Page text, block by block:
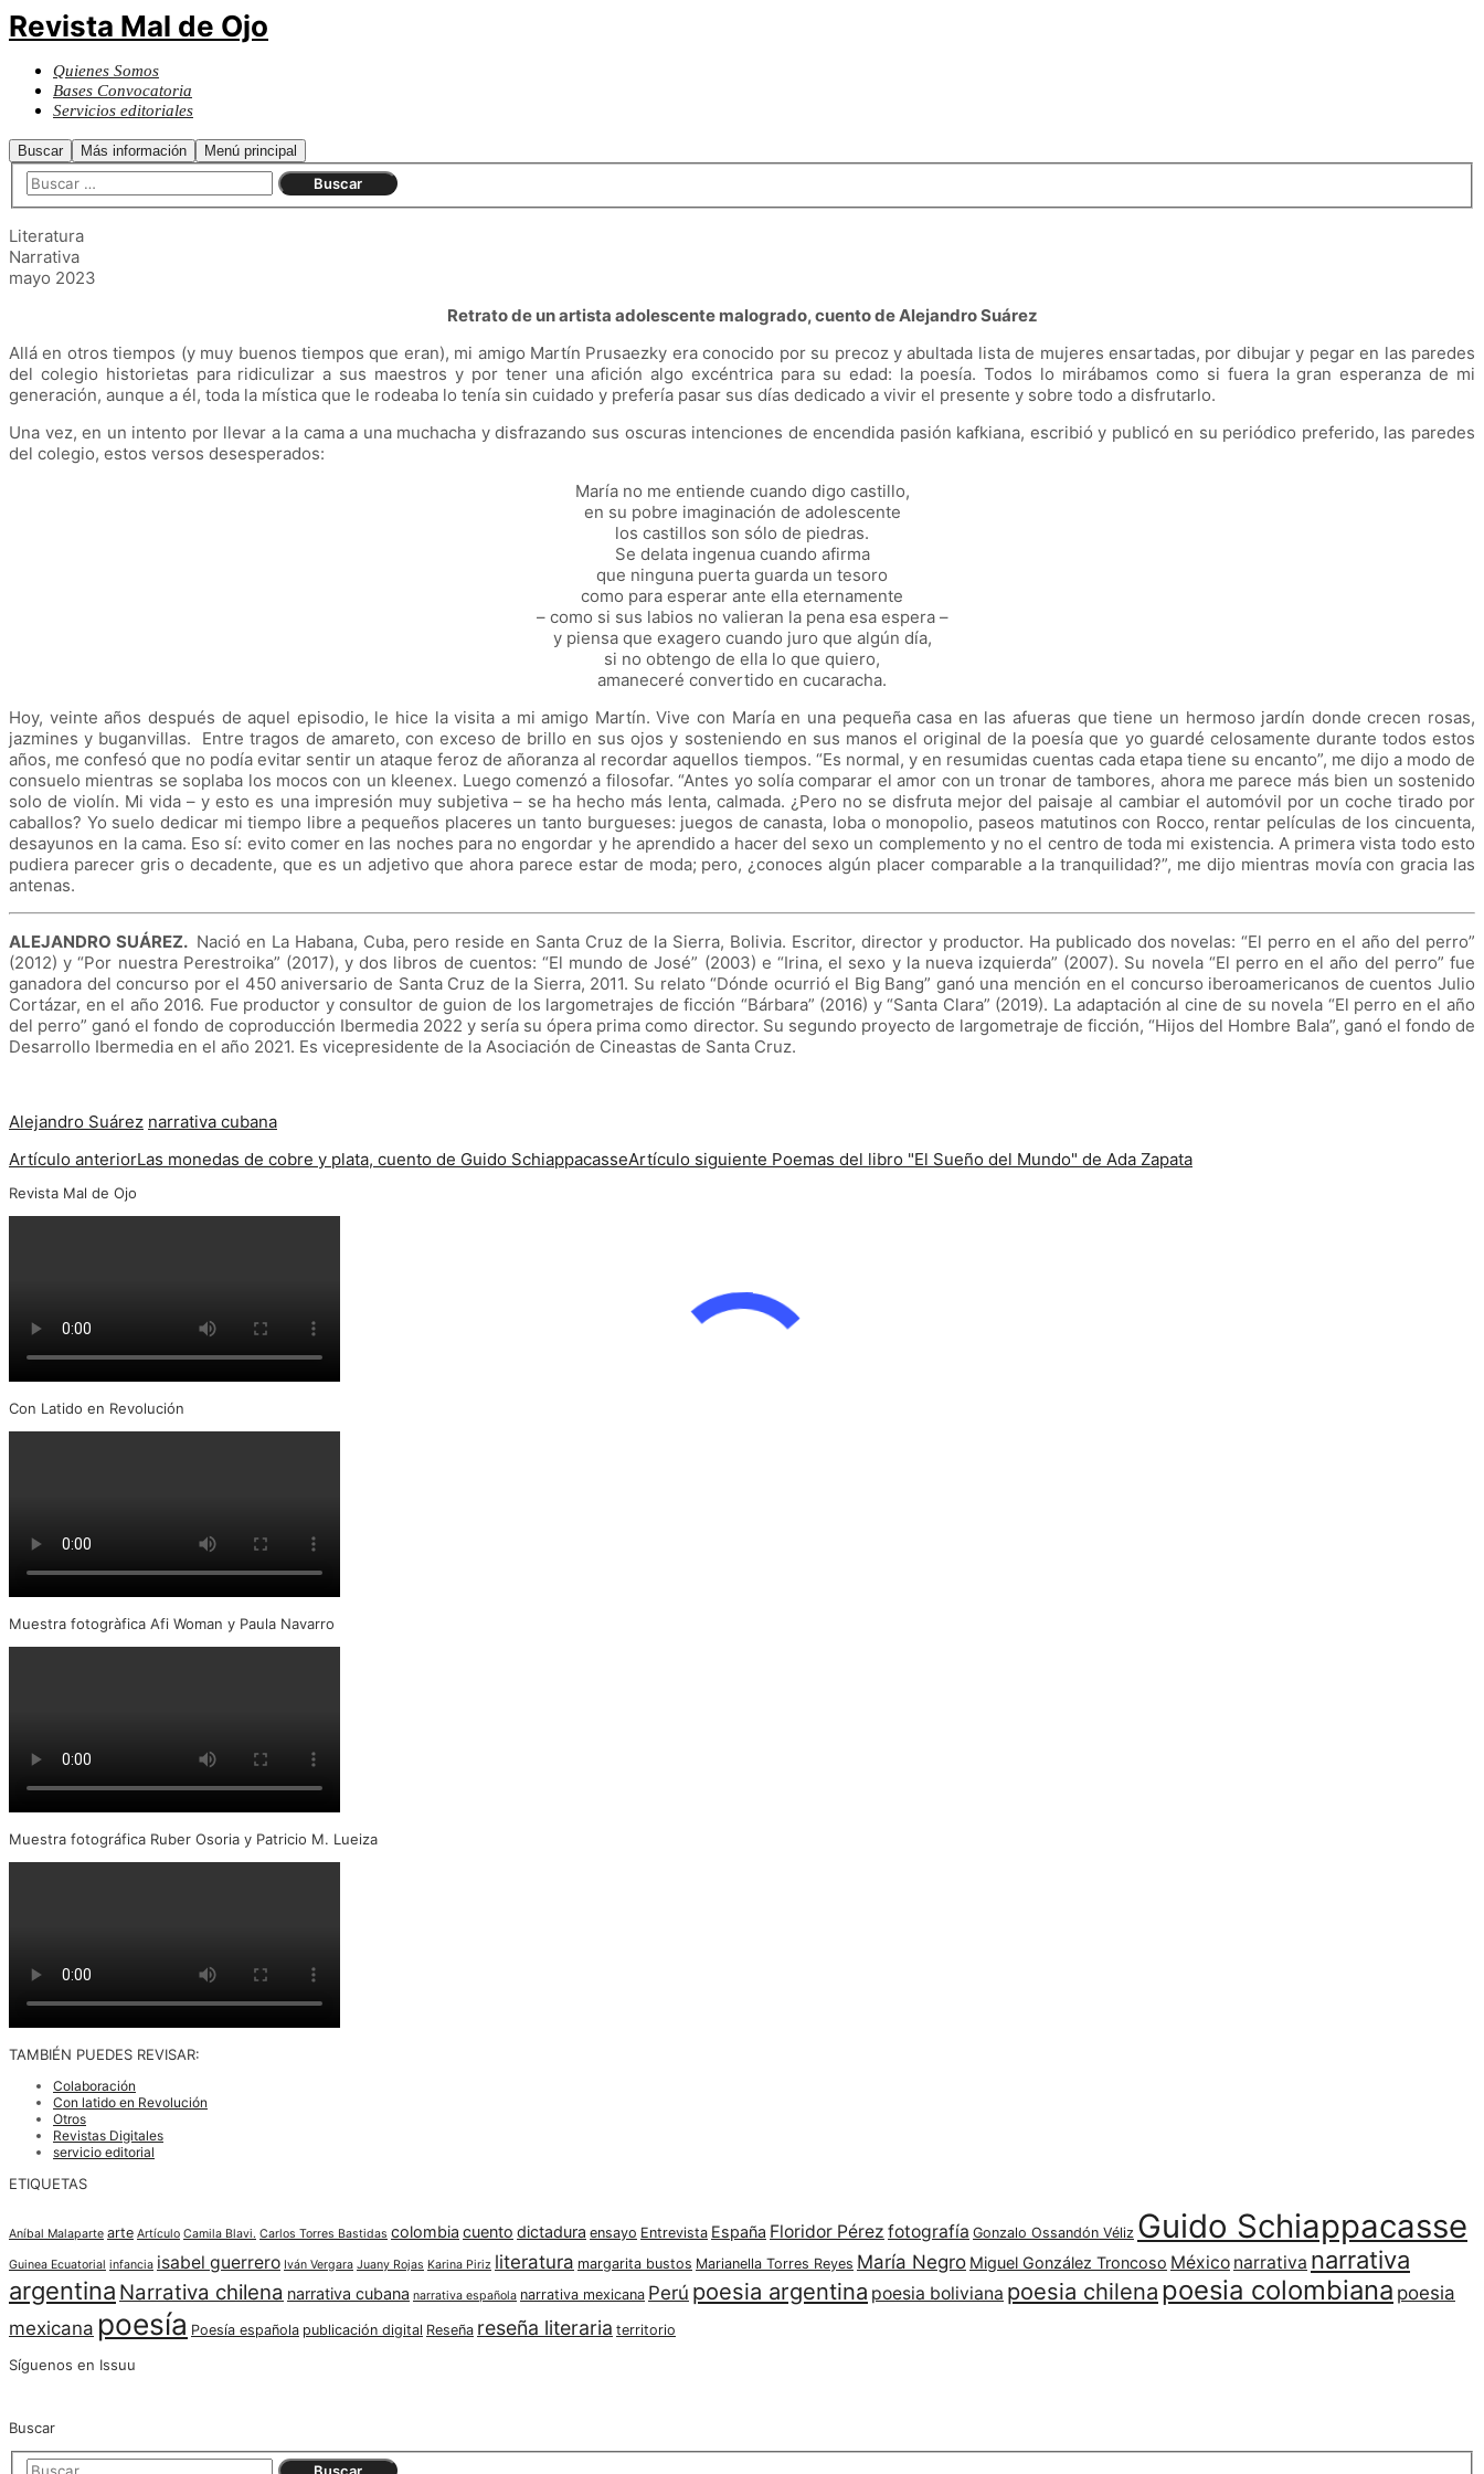
Revista Mal de Ojo
Quienes Somos
Bases Convocatoria
Servicios editoriales
Buscar Más información Menú principal
Literatura
Narrativa
mayo 2023
Retrato de un artista adolescente malogrado, cuento de Alejandro Suárez
Allá en otros tiempos (y muy buenos tiempos que eran), mi amigo Martín Prusaezky era conocido por su precoz y abultada lista de mujeres ensartadas, por dibujar y pegar en las paredes
del colegio historietas para ridiculizar a sus maestros y por tener una afición algo excéntrica para su edad: la poesía. Todos lo mirábamos como si fuera la gran esperanza de mi
generación, aunque a él, toda la mística que le rodeaba lo tenía sin cuidado y prefería pasar sus días dedicado a vivir el presente y sobre todo a disfrutarlo.
Una vez, en un intento por llevar a la cama a una muchacha y disfrazando sus oscuras intenciones de encendida pasión kafkiana, escribió y publicó en su periódico preferido, las paredes
del colegio, estos versos desesperados:
María no me entiende cuando digo castillo,
en su pobre imaginación de adolescente
los castillos son sólo de piedras.
Se delata ingenua cuando afirma
que ninguna puerta guarda un tesoro
como para esperar ante ella eternamente
– como si sus labios no valieran la pena esa espera –
y piensa que exagero cuando juro que algún día,
si no obtengo de ella lo que quiero,
amaneceré convertido en cucaracha.
Hoy, veinte años después de aquel episodio, le hice la visita a mi amigo Martín. Vive con María en una pequeña casa en las afueras que tiene un hermoso jardín donde crecen rosas,
jazmines y buganvillas. Entre tragos de amareto, con exceso de brillo en sus ojos y sosteniendo en sus manos el original de la poesía que yo guardé celosamente durante todos estos
años, me confesó que no podía evitar sentir un ataque feroz de añoranza al recordar aquellos tiempos. “Es normal, y en resumidas cuentas cada etapa tiene su encanto”, me dijo a modo de
consuelo mientras se soplaba los mocos con un kleenex. Luego comenzó a filosofar. “Antes yo solía comparar el amor con un tronar de tambores, ahora me parece más bien un sostenido
solo de violín. Mi vida – y esto es una impresión muy subjetiva – se ha hecho más lenta, calmada. ¿Pero no se disfruta mejor del paisaje al cambiar el automóvil por un coche tirado por
caballos? Yo suelo dedicar mi tiempo libre a pequeños placeres un tanto burgueses: juegos de canasta, loba o monopolio, paseos matutinos con Rocco, rentar películas de los cincuenta,
desayunos en la cama. Eso sí: evito comer en las noches para no engordar y he aprendido a hacer del sexo un complemento y no el centro de toda mi existencia. A primera vista todo esto
pudiera parecer gris o decadente, que es un adjetivo que ahora parece estar de moda; pero, ¿conoces algún placer comparable a la tranquilidad?”, me dijo mientras movía con gracia las
antenas.
ALEJANDRO SUÁREZ. Nació en La Habana, Cuba, pero reside en Santa Cruz de la Sierra, Bolivia. Escritor, director y productor. Ha publicado dos novelas: “El perro en el año del perro”
(2012) y “Por nuestra Perestroika” (2017), y dos libros de cuentos: “El mundo de José” (2003) e “Irina, el sexo y la nueva izquierda” (2007). Su novela “El perro en el año del perro” fue
ganadora del concurso por el 450 aniversario de Santa Cruz de la Sierra, 2011. Su relato “Dónde ocurrió el Big Bang” ganó una mención en el concurso iberoamericanos de cuentos Julio
Cortázar, en el año 2016. Fue productor y consultor de guion de los largometrajes de ficción “Bárbara” (2016) y “Santa Clara” (2019). La adaptación al cine de su novela “El perro en el año
del perro” ganó el fondo de coproducción Ibermedia 2022 y sería su ópera prima como director. Su segundo proyecto de largometraje de ficción, “Hijos del Hombre Bala”, ganó el fondo de
Desarrollo Ibermedia en el año 2021. Es vicepresidente de la Asociación de Cineastas de Santa Cruz.
Alejandro Suárez narrativa cubana
Artículo anteriorLas monedas de cobre y plata, cuento de Guido SchiappacasseArtículo siguiente Poemas del libro "El Sueño del Mundo" de Ada Zapata
Revista Mal de Ojo
Con Latido en Revolución
Muestra fotogràfica Afi Woman y Paula Navarro
Muestra fotográfica Ruber Osoria y Patricio M. Lueiza
TAMBIÉN PUEDES REVISAR:
Colaboración
Con latido en Revolución
Otros
Revistas Digitales
servicio editorial
ETIQUETAS
Aníbal Malaparte arte Artículo Camila Blavi. Carlos Torres Bastidas colombia cuento dictadura ensayo Entrevista España Floridor Pérez fotografía Gonzalo Ossandón Véliz Guido Schiappacasse
Guinea Ecuatorial infancia isabel guerrero Iván Vergara Juany Rojas Karina Piriz literatura margarita bustos Marianella Torres Reyes María Negro Miguel González Troncoso México narrativa narrativa
argentina Narrativa chilena narrativa cubana narrativa española narrativa mexicana Perú poesia argentina poesia boliviana poesia chilena poesia colombiana poesia
mexicana poesía Poesía española publicación digital Reseña reseña literaria territorio
Síguenos en Issuu
Buscar